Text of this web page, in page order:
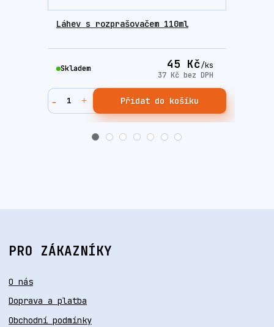
Láhev s rozprašovačem 110ml
45 Kč/ks
37 Kč bez DPH
Skladem
Přidat do košíku
PRO ZÁKAZNÍKY
O nás
Doprava a platba
Obchodní podmínky